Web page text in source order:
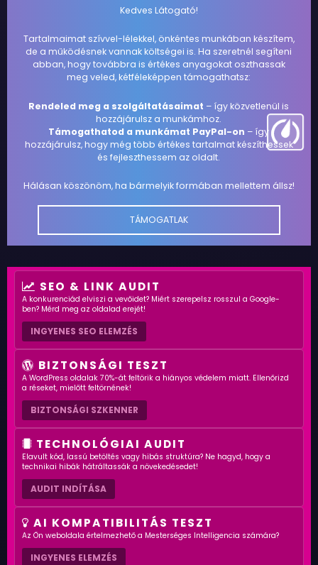
Kedves Látogató!
Tartalmaimat szívvel-lélekkel, önkéntes munkában készítem,
de a működésnek vannak költségei is. Ha szeretnél segíteni
abban, hogy továbbra is értékes anyagokat oszthassak
meg veled, kétféleképpen támogathatsz:
Rendeled meg a szolgáltatásaimat – így közvetlenül is
hozzájárulsz a munkámhoz.
Támogathatod a munkámat PayPal-on – így
hozzájárulsz, hogy még több értékes tartalmat készíthessek
és fejleszthessem az oldalt.
Hálásan köszönöm, ha bármelyik formában mellettem állsz!
TÁMOGATLAK
SEO & LINK AUDIT
A konkurenciád elviszi a vevőidet? Miért szerepelsz rosszul a Google-
ben? Mérd meg az oldalad erejét!
INGYENES SEO ELEMZÉS
BIZTONSÁGI TESZT
A WordPress oldalak 70%-át feltörik a hiányos védelem miatt. Ellenőrizd
a réseket, mielőtt feltörnének!
BIZTONSÁGI SZKENNER
TECHNOLÓGIAI AUDIT
Elavult kód, lassú betöltés vagy hibás struktúra? Ne hagyd, hogy a
technikai hibák hátráltassák a növekedésedet!
AUDIT INDÍTÁSA
AI KOMPATIBILITÁS TESZT
Az Ön weboldala értelmezhető a Mesterséges Intelligencia számára?
INGYENES ELEMZÉS